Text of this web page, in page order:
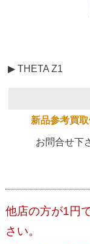
▶ THETA Z1
新品参考買
お問合せ下
他店の方が1円
さい。